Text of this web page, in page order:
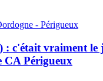
- Périgueux
: c'était vraiment le
CA Périgueux